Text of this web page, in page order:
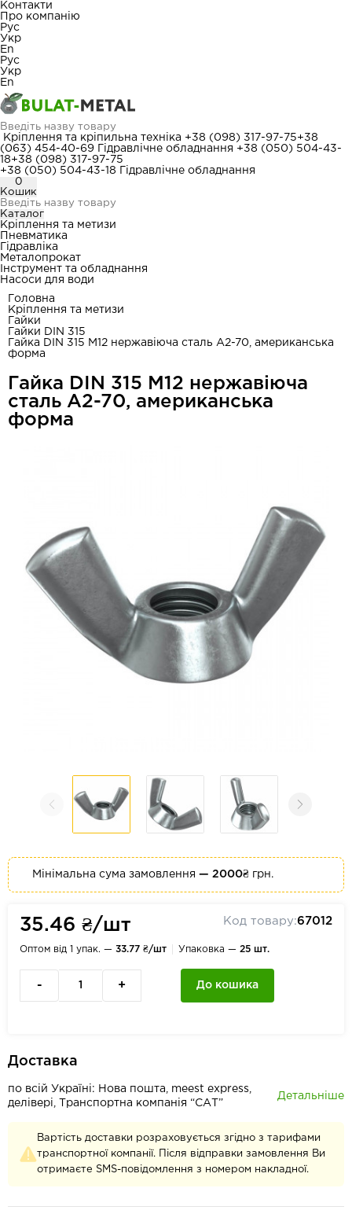
Контакти
Про компанію
Рус
Укр
En
Рус
Укр
En
Кріплення та кріпильна техніка +38 (098) 317-97-75+38
(063) 454-40-69
Гідравлічне обладнання +38 (050) 504-43-
18+38 (098) 317-97-75
+38 (050) 504-43-18
Гідравлічне обладнання
0
Кошик
Каталог
Кріплення та метизи
Пневматика
Гідравліка
Металопрокат
Інструмент та обладнання
Насоси для води
Головна
Кріплення та метизи
Гайки
Гайки DIN 315
Гайка DIN 315 М12 нержавіюча сталь A2-70, американська
форма
Гайка DIN 315 М12 нержавіюча
сталь A2-70, американська
форма
Мінімальна сума замовлення — 2000₴ грн.
35.46 ₴/шт Код товару:67012
Оптом від 1 упак. — 33.77 ₴/шт Упаковка — 25 шт.
- + До кошика
Доставка
по всій Україні: Нова пошта, meest express,
делівері, Транспортна компанія “САТ”
Детальніше
Вартість доставки розраховується згідно з тарифами
транспортної компанії. Після відправки замовлення Ви
отримаєте SMS-повідомлення з номером накладної.